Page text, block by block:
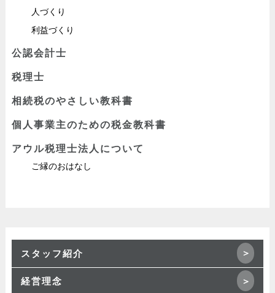
人づくり
利益づくり
公認会計士
税理士
相続税のやさしい教科書
個人事業主のための税金教科書
アウル税理士法人について
ご縁のおはなし
スタッフ紹介
経営理念